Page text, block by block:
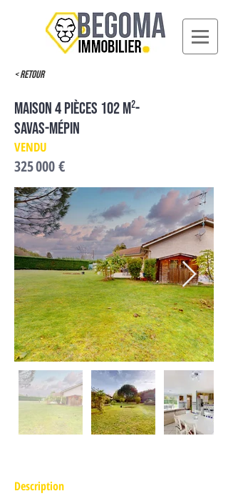
< Retour
Maison 4 pièces 102 m²-
Savas-Mépin
VENDU
325 000 €
Description